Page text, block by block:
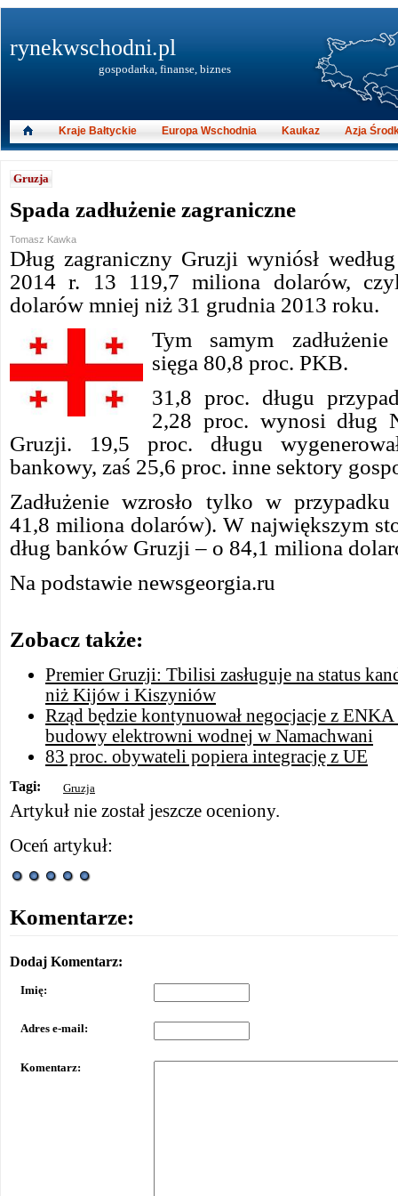
Gruzja
Spada zadłużenie zagraniczne
Tomasz Kawka
Dług zagraniczny Gruzji wyniósł
2014 r. 13 119,7 miliona dolarów,
dolarów mniej niż 31 grudnia 2013 roku.
Tym samym
sięga 80,8 proc. PKB.
31,8 proc. długu
2,28 proc. wynosi dług
Gruzji. 19,5 proc. długu
bankowy, zaś 25,6 proc. inne sektory
Zadłużenie wzrosło tylko w
41,8 miliona dolarów). W największym
dług banków Gruzji – o 84,1 miliona
Na podstawie newsgeorgia.ru
Zobacz także:
Premier Gruzji: Tbilisi zasługuje na status
niż Kijów i Kiszyniów
Rząd będzie kontynuował negocjacje z ENKA
budowy elektrowni wodnej w Namachwani
83 proc. obywateli popiera integrację z UE
Tagi: Gruzja
Artykuł nie został jeszcze oceniony.
Oceń artykuł:
Komentarze:
Dodaj Komentarz:
Imię:
Adres e-mail:
Komentarz:
rynekwschodni.pl
gospodarka, finanse, biznes
Kraje Bałtyckie Europa Wschodnia Kaukaz Azja